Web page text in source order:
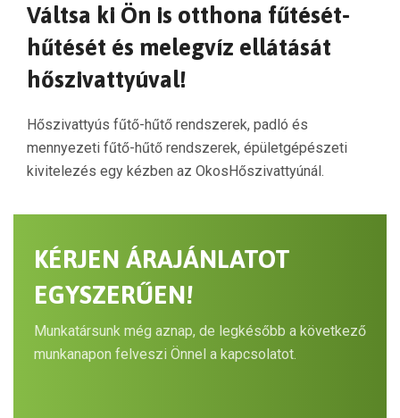
Váltsa ki Ön is otthona fűtését-
hűtését és melegvíz ellátását
hőszivattyúval!
Hőszivattyús fűtő-hűtő rendszerek, padló és
mennyezeti fűtő-hűtő rendszerek, épületgépészeti
kivitelezés egy kézben az OkosHőszivattyúnál.
KÉRJEN ÁRAJÁNLATOT
EGYSZERŰEN!
Munkatársunk még aznap, de legkésőbb a következő
munkanapon felveszi Önnel a kapcsolatot.